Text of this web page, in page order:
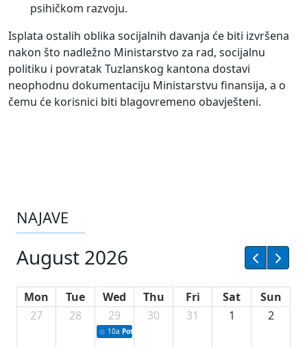
psihičkom razvoju.
Isplata ostalih oblika socijalnih davanja će biti izvršena
nakon što nadležno Ministarstvo za rad, socijalnu
politiku i povratak Tuzlanskog kantona dostavi
neophodnu dokumentaciju Ministarstvu finansija, a o
čemu će korisnici biti blagovremeno obavješteni.
NAJAVE
August 2026
Mon Tue Wed Thu Fri Sat
Sun
27
28 29
10a Potpisivanje ugovora sa neprofitnim
30 31 1 2